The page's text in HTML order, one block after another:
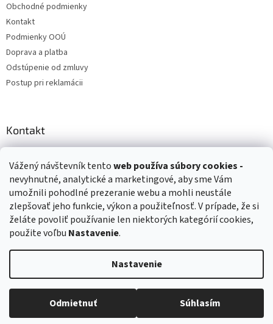
Vážený návštevník tentoweb používasúbory cookies -
nevyhnutné, analytické a marketingové, aby sme Vám
umožnili pohodlné prezeranie webu a mohli neustále
zlepšovať jeho funkcie, výkon a použiteľnosť. V prípade, že si
želáte povoliť používanie len niektorých kategórií cookies,
použite voľbu Nastavenie.
Nastavenie
Odmietnuť Súhlasím
Obchodné podmienky
Kontakt
Podmienky OOÚ
Doprava a platba
Odstúpenie od zmluvy
Postup pri reklamácii
Kontakt
+421 903 144 673
Copyright 2026ZuziHračky.sk. Všetky práva vyhradené.Upraviť
nastavenie cookies